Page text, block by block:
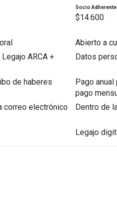
Socio Adherente
$14.600
Abierto a
ARCA +
Datos
de haberes
Pago anual
pago
correo electrónico Dentro de
Legajo